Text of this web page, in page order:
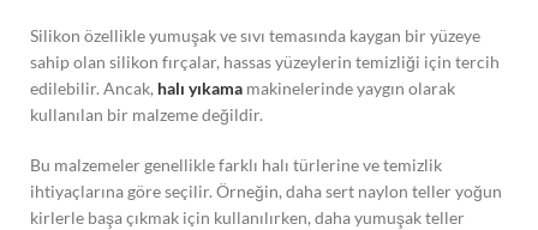
Silikon özellikle yumuşak ve sıvı temasında kaygan bir yüzeye
sahip olan silikon fırçalar, hassas yüzeylerin temizliği için tercih
edilebilir. Ancak, halı yıkama makinelerinde yaygın olarak
kullanılan bir malzeme değildir.
Bu malzemeler genellikle farklı halı türlerine ve temizlik
ihtiyaçlarına göre seçilir. Örneğin, daha sert naylon teller yoğun
kirlerle başa çıkmak için kullanılırken, daha yumuşak teller